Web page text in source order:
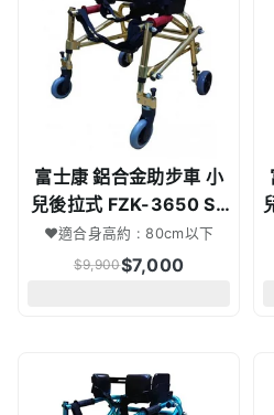
富士康 鋁合金助步車 小
兒後拉式 FZK-3650 SS
金 | 兒童助步車
♥適合身高約 : 80cm以下
$9,900$7,000